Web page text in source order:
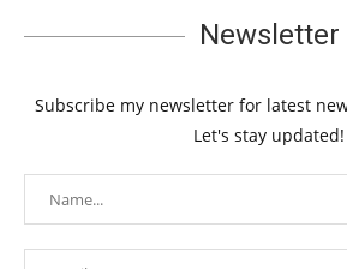
Newsletter
Subscribe my newsletter for latest
Let's stay updated!